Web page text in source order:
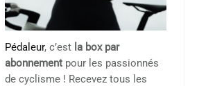
Pédaleur, c’est la box par
abonnement pour les passionnés
de cyclisme ! Recevez tous les